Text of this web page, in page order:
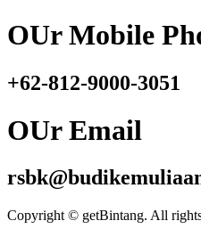
OUr Mobile
+62-812-9000-3051
OUr Email
Copyright © getBintang. All